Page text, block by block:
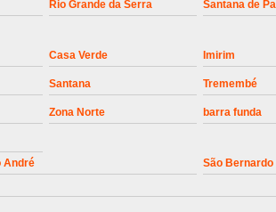
Instalação
Rio Grande da Serra Santana de
Casa Verde Imirim
Santana Tremembé
Zona Norte barra funda
André São Bernardo